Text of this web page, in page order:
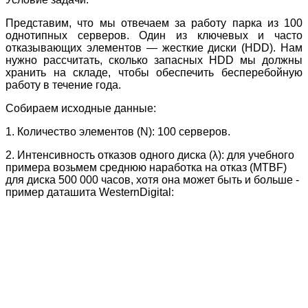
Представим, что мы отвечаем за работу парка из 100
однотипных серверов. Один из ключевых и часто
отказывающих элементов — жесткие диски (HDD). Нам
нужно рассчитать, сколько запасных HDD мы должны
хранить на складе, чтобы обеспечить бесперебойную
работу в течение года.
Собираем исходные данные:
1. Количество элементов (N): 100 серверов.
2. Интенсивность отказов одного диска (λ): для учебного
примера возьмем среднюю наработка на отказ (MTBF)
для диска 500 000 часов, хотя она может быть и больше -
пример даташита WesternDigital: